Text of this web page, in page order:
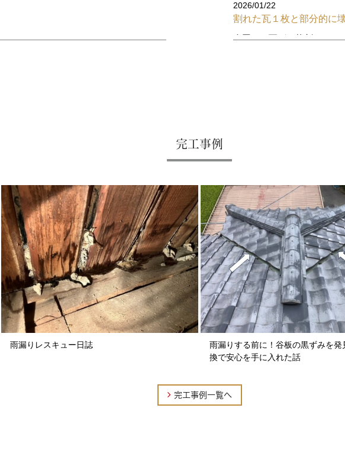
2026/01/22
割れた瓦１枚と部分的に
今回は、瓦が１枚割れたの
某神社の屋根に倒木が・
某神社の管理棟の屋根に木
ので直しに行って来ました
2026/01/16
屋根の寿命を延ばす秘訣
見逃さずヴィクセンでカ
「早めの対策」が住まいを
い屋根リフォーム。 きっか
2025/12/15
えらえますか？ １枚だけな...
完工事例
雨漏りレスキュー日誌
雨漏りする前に！谷板の黒ずみを
換で安心を手に入れた話
完工事例一覧へ